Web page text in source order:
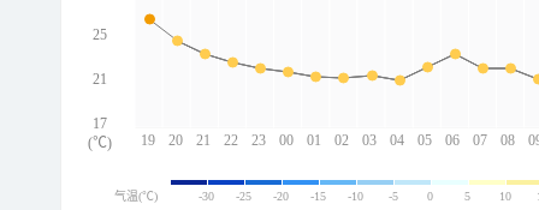
19 20 21 22 23 00 01 02 03 04 05 06 07 08
25
21
17
(℃)
气温(℃) -30 -25 -20 -15 -10 -5 0 5 10